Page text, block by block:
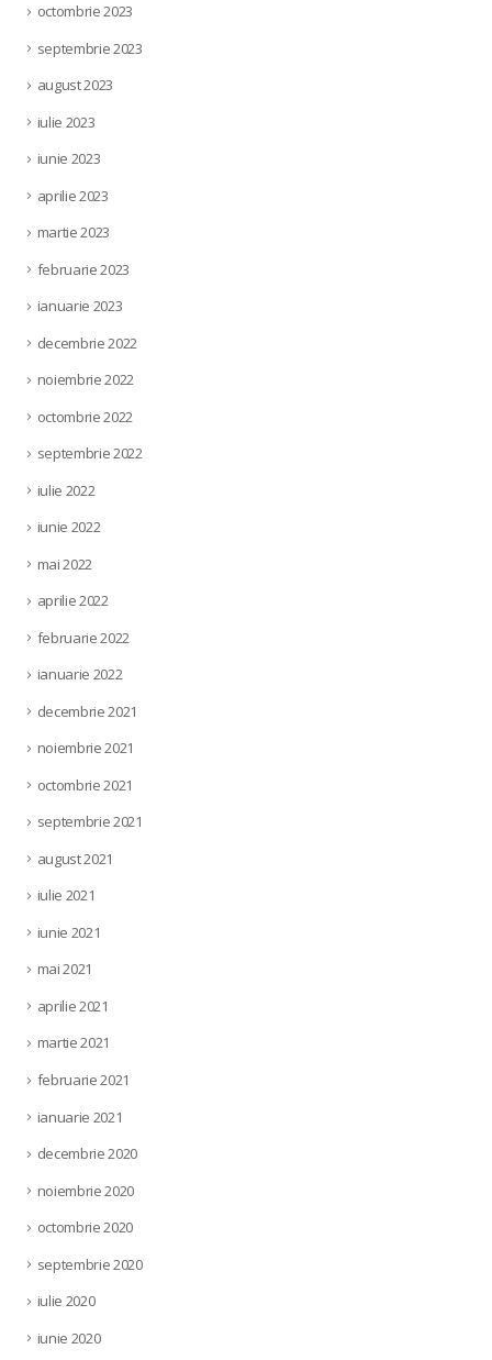
octombrie 2023
septembrie 2023
august 2023
iulie 2023
iunie 2023
aprilie 2023
martie 2023
februarie 2023
ianuarie 2023
decembrie 2022
noiembrie 2022
octombrie 2022
septembrie 2022
iulie 2022
iunie 2022
mai 2022
aprilie 2022
februarie 2022
ianuarie 2022
decembrie 2021
noiembrie 2021
octombrie 2021
septembrie 2021
august 2021
iulie 2021
iunie 2021
mai 2021
aprilie 2021
martie 2021
februarie 2021
ianuarie 2021
decembrie 2020
noiembrie 2020
octombrie 2020
septembrie 2020
iulie 2020
iunie 2020